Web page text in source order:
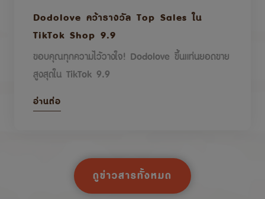
Dodolove คว้ารางวัล Top Sales ใน
TikTok Shop 9.9
ขอบคุณทุกความไว้วางใจ! Dodolove ขึ้นแท่นยอดขาย
สูงสุดใน TikTok 9.9
อ่านต่อ
ดูข่าวสารทั้งหมด